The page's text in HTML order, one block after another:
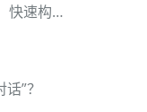
多经销商ERP对接金蝶用友管家婆，快速构建总部数据集成中台
”？